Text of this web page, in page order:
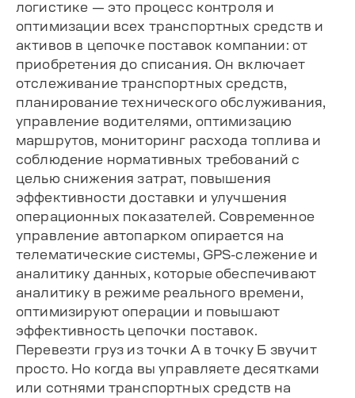
логистике — это процесс контроля и
оптимизации всех транспортных средств и
активов в цепочке поставок компании: от
приобретения до списания. Он включает
отслеживание транспортных средств,
планирование технического обслуживания,
управление водителями, оптимизацию
маршрутов, мониторинг расхода топлива и
соблюдение нормативных требований с
целью снижения затрат, повышения
эффективности доставки и улучшения
операционных показателей. Современное
управление автопарком опирается на
телематические системы, GPS-слежение и
аналитику данных, которые обеспечивают
аналитику в режиме реального времени,
оптимизируют операции и повышают
эффективность цепочки поставок.
Перевезти груз из точки А в точку Б звучит
просто. Но когда вы управляете десятками
или сотнями транспортных средств на